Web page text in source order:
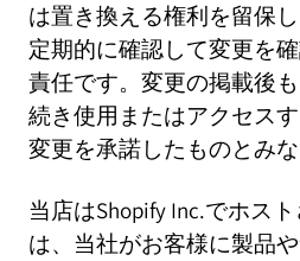
は置き換える権利を留保
定期的に確認して変更を
責任です。変更の掲載後
続き使用またはアクセス
変更を承諾したものとみな
当店はShopify Inc.でホス
は、当社がお客様に製品